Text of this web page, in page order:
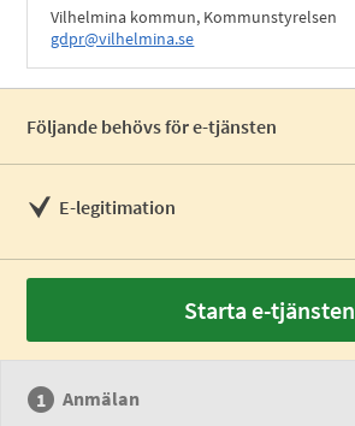
Vilhelmina kommun, Kommunstyrelsen
gdpr@vilhelmina.se
Följande behövs för e-tjänsten
E-legitimation
Starta e-tjänsten
Anmälan